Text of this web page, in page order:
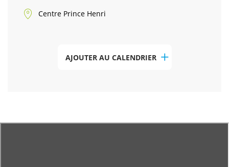
Centre Prince Henri
AJOUTER AU CALENDRIER